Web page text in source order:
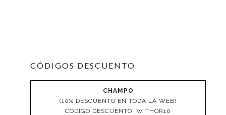
CÓDIGOS DESCUENTO
CHAMPO
(10% DESCUENTO EN TODA LA WEB)
CÓDIGO DESCUENTO: WITHOR10